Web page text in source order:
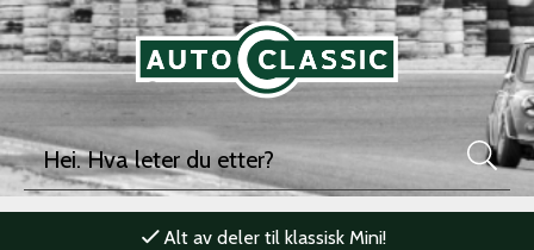
Alt av deler til klassisk Mini!